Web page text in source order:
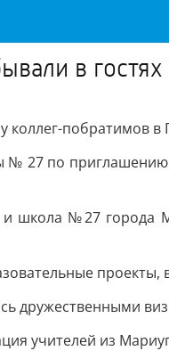
в
коллег-побратимов в
№ 27 по
№27 города
проекты,
дружественными
учителей из